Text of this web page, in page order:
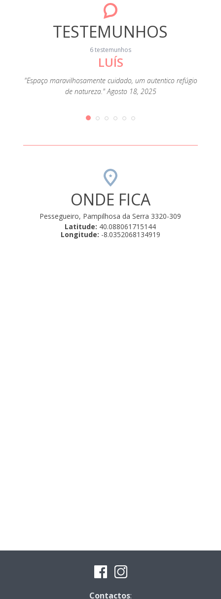
TESTEMUNHOS
6 testemunhos
LUÍS
"Espaço maravilhosamente cuidado, um autentico refúgio
de natureza." Agosto 18, 2025
ONDE FICA
Pessegueiro, Pampilhosa da Serra 3320-309
Latitude: 40.088061715144
Longitude: -8.0352068134919
Contactos: